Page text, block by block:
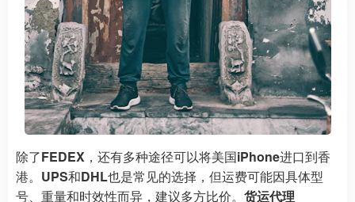
除了FEDEX ，还有多种途径可以将美国iPhone进口到香
港。 UPS和DHL也是常见的选择，但运费可能因具体型
号、重量和时效性而异，建议多方比价。 货运代理